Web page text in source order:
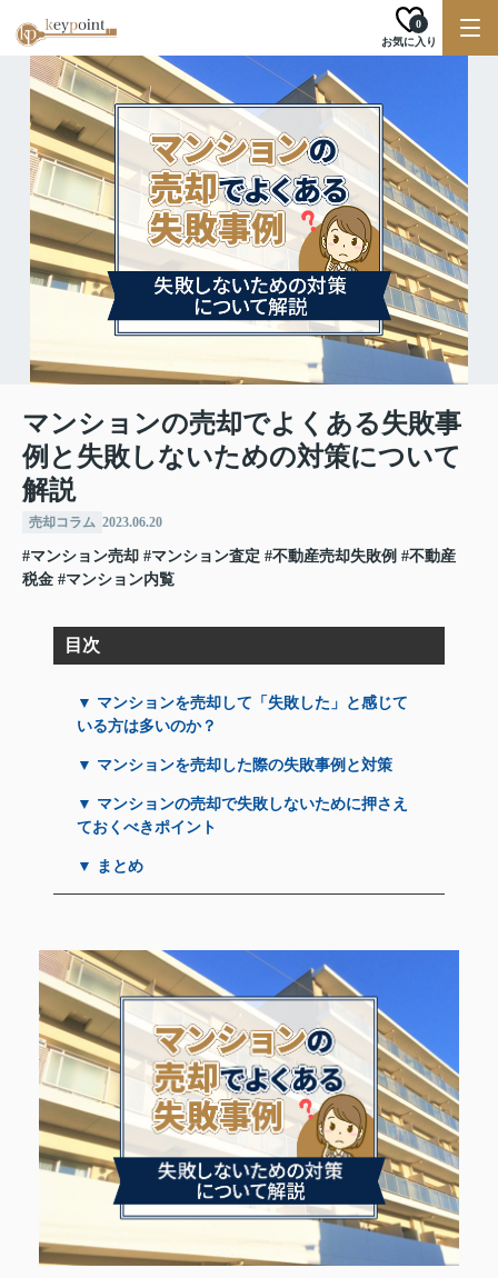
お気に入り
0
マンションの売却でよくある失敗事
例と失敗しないための対策について
解説
売却コラム 2023.06.20
#マンション売却 #マンション査定 #不動産売却失敗例 #不動産
税金 #マンション内覧
目次
▼ マンションを売却して「失敗した」と感じて
いる方は多いのか？
▼ マンションを売却した際の失敗事例と対策
▼ マンションの売却で失敗しないために押さえ
ておくべきポイント
▼ まとめ